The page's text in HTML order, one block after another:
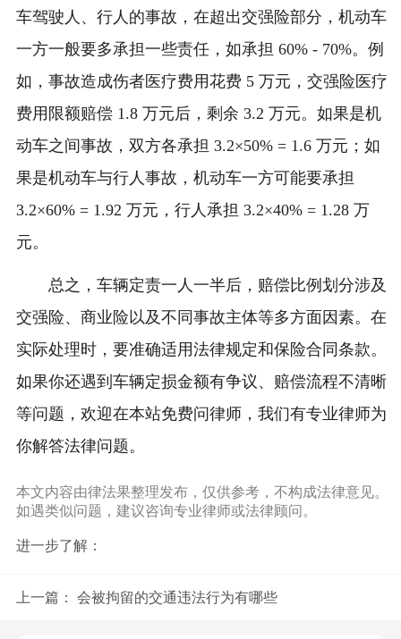
车驾驶人、行人的事故，在超出交强险部分，机动车
一方一般要多承担一些责任，如承担 60% - 70%。例
如，事故造成伤者医疗费用花费 5 万元，交强险医疗
费用限额赔偿 1.8 万元后，剩余 3.2 万元。如果是机
动车之间事故，双方各承担 3.2×50% = 1.6 万元；如
果是机动车与行人事故，机动车一方可能要承担
3.2×60% = 1.92 万元，行人承担 3.2×40% = 1.28 万
元。
总之，车辆定责一人一半后，赔偿比例划分涉及
交强险、商业险以及不同事故主体等多方面因素。在
实际处理时，要准确适用法律规定和保险合同条款。
如果你还遇到车辆定损金额有争议、赔偿流程不清晰
等问题，欢迎在本站免费问律师，我们有专业律师为
你解答法律问题。
本文内容由律法果整理发布，仅供参考，不构成法律意见。
如遇类似问题，建议咨询专业律师或法律顾问。
进一步了解：
上一篇： 会被拘留的交通违法行为有哪些